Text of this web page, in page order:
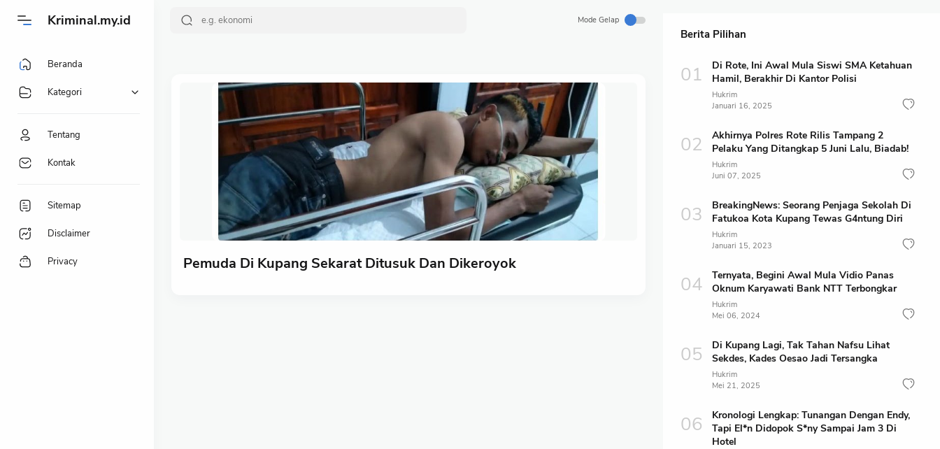
Kriminal.my.id Mode Gelap
Pemuda Di Kupang Sekarat Ditusuk Dan Dikeroyok
Berita Pilihan
Di Rote, Ini Awal Mula Siswi SMA Ketahuan
Hamil, Berakhir Di Kantor Polisi
Hukrim
Januari 16, 2025
Akhirnya Polres Rote Rilis Tampang 2
Pelaku Yang Ditangkap 5 Juni Lalu, Biadab!
Hukrim
Juni 07, 2025
BreakingNews: Seorang Penjaga Sekolah Di
Fatukoa Kota Kupang Tewas G4ntung Diri
Hukrim
Januari 15, 2023
Ternyata, Begini Awal Mula Vidio Panas
Oknum Karyawati Bank NTT Terbongkar
Hukrim
Mei 06, 2024
Di Kupang Lagi, Tak Tahan Nafsu Lihat
Sekdes, Kades Oesao Jadi Tersangka
Hukrim
Mei 21, 2025
Kronologi Lengkap: Tunangan Dengan Endy,
Tapi El*n Didopok S*ny Sampai Jam 3 Di
Hotel
Beranda
Kategori
Tentang
Kontak
Sitemap
Disclaimer
Privacy